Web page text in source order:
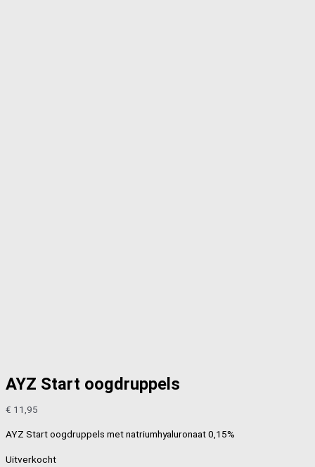
AYZ Start oogdruppels
€ 11,95
AYZ Start oogdruppels met natriumhyaluronaat 0,15%
Uitverkocht